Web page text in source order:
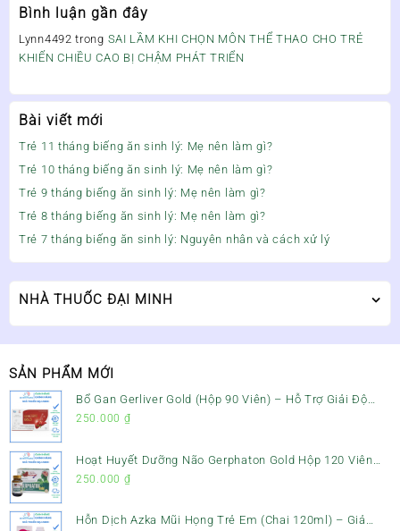
Bình luận gần đây
Lynn4492 trong SAI LẦM KHI CHỌN MÔN THỂ THAO CHO TRẺ
KHIẾN CHIỀU CAO BỊ CHẬM PHÁT TRIỂN
Bài viết mới
Trẻ 11 tháng biếng ăn sinh lý: Mẹ nên làm gì?
Trẻ 10 tháng biếng ăn sinh lý: Mẹ nên làm gì?
Trẻ 9 tháng biếng ăn sinh lý: Mẹ nên làm gì?
Trẻ 8 tháng biếng ăn sinh lý: Mẹ nên làm gì?
Trẻ 7 tháng biếng ăn sinh lý: Nguyên nhân và cách xử lý
NHÀ THUỐC ĐẠI MINH
SẢN PHẨM MỚI
Bổ Gan Gerliver Gold (Hộp 90 Viên) – Hỗ Trợ Giải Độc
Gan, Mát Gan & Bảo Vệ Gan
250.000 ₫
Hoạt Huyết Dưỡng Não Gerphaton Gold Hộp 120 Viên
– Giảm Đau Đầu, Hoa Mắt, Chóng Mặt & Rối Loạn Tiền
250.000 ₫
Hỗn Dịch Azka Mũi Họng Trẻ Em (Chai 120ml) – Giảm